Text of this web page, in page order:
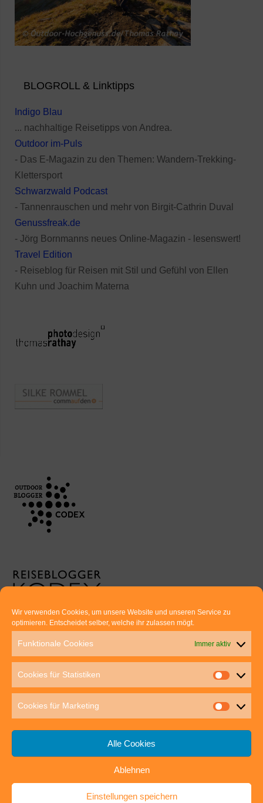
Wir verwenden Cookies, um unsere Website und unseren Service zu
optimieren. Entscheidet selber, welche ihr zulassen mögt.
Funktionale Cookies Immer aktiv
Cookies für Statistiken
Cookies für Marketing
Alle Cookies
Ablehnen
Einstellungen speichern
BLOGROLL & Linktipps
Indigo Blau
... nachhaltige Reisetipps von Andrea.
Outdoor im-Puls
- Das E-Magazin zu den Themen: Wandern-Trekking-
Klettersport
Schwarzwald Podcast
- Tannenrauschen und mehr von Birgit-Cathrin Duval
Genussfreak.de
- Jörg Bornmanns neues Online-Magazin - lesenswert!
Travel Edition
- Reiseblog für Reisen mit Stil und Gefühl von Ellen
Kuhn und Joachim Materna
Euer direkter Draht zu uns:
Thomas Rathay und Silke Rommel
70563 Stuttgart
post@outdoor-hochgenuss.de
IMPRESSUM DATENSCHUTZ